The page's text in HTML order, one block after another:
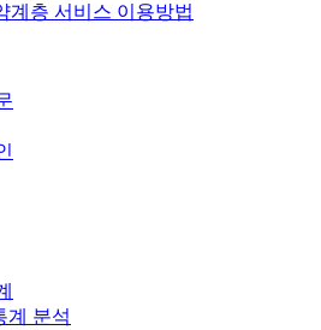
계층 서비스 이용방법
계 분석